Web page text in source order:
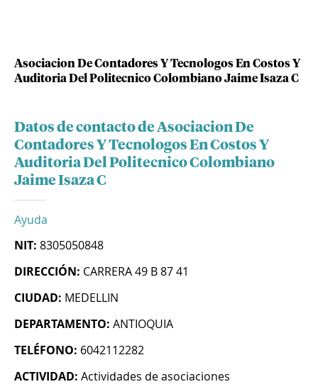
Asociacion De Contadores Y Tecnologos En Costos Y
Auditoria Del Politecnico Colombiano Jaime Isaza C
Datos de contacto de Asociacion De
Contadores Y Tecnologos En Costos Y
Auditoria Del Politecnico Colombiano
Jaime Isaza C
Ayuda
NIT: 8305050848
DIRECCIÓN: CARRERA 49 B 87 41
CIUDAD: MEDELLIN
DEPARTAMENTO: ANTIOQUIA
TELÉFONO: 6042112282
ACTIVIDAD: Actividades de asociaciones